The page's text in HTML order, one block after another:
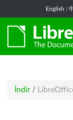
English
İndir /